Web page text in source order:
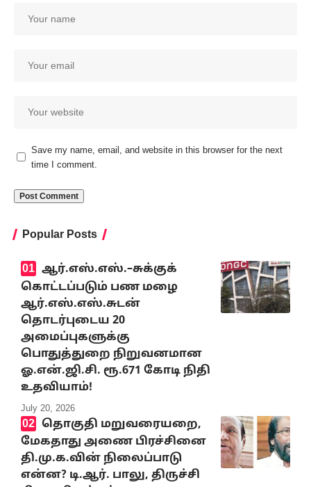
Save my name, email, and website in this browser for the next
time I comment.
Popular Posts
ஆர்.எஸ்.எஸ்.–சுக்குக்
கொட்டப்படும் பண மழை
ஆர்.எஸ்.எஸ்.சுடன்
தொடர்புடைய 20
அமைப்புகளுக்கு
பொதுத்துறை நிறுவனமான
ஓ.என்.ஜி.சி. ரூ.671 கோடி நிதி
உதவியாம்!
July 20, 2026
தொகுதி மறுவரையறை,
மேகதாது அணை பிரச்சினை
தி.மு.க.வின் நிலைப்பாடு
என்ன? டி.ஆர். பாலு, திருச்சி